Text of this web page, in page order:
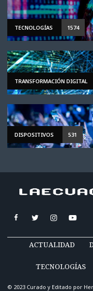
TECNOLOGÍAS 1574
TRANSFORMACIÓN DIGITAL
DISPOSITIVOS 531
ACTUALIDAD
TECNOLOGÍAS
© 2023 Curado y Editado por